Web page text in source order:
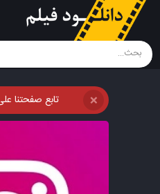
تابع صفحتنا ❌